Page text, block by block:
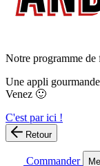
Notre programme
Une appli
Venez 🙂
C'est par ici !
Retour
Commander